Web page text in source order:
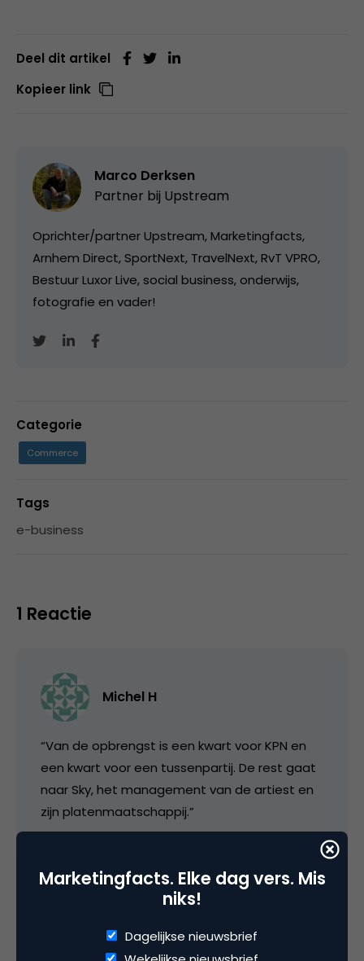
Deel dit artikel
Kopieer link
Marco Derksen
Partner bij Upstream
Oprichter/partner Upstream, Marketingfacts,
Arnhem Direct, SportNext, TravelNext, RvT VPRO,
Bestuur Luxor Live, social business, onderwijs,
fotografie en vader!
Categorie
Commerce
Tags
e-business
1 Reactie
Michel H
“Van de opbrengst is een kwart voor KPN en
een kwart voor een tussenpartij. De rest gaat
naar Sky, het management van de artiest en
zijn platenmaatschappij.”
Da’s strak uitonderhandeld, normaal is niet
een kwart maar een derde voor de KPN’s van
Voor modemgebruikers (en/of smartphone
Marketingfacts. Elke dag vers. Mis
niks!
Dagelijkse nieuwsbrief